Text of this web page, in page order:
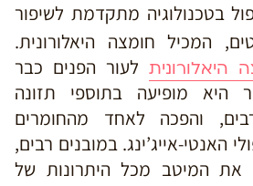
בטכנולוגיה מתקדמת לשיפור
המכיל חומצה היאלורונית.
היאלורונית לעור הפנים כבר
היא מופיעה בתוספי תזונה
והפכה לאחד מהחומרים
האנטי-אייג’ינג. במובנים רבים,
את המיטב מכל היתרונות של